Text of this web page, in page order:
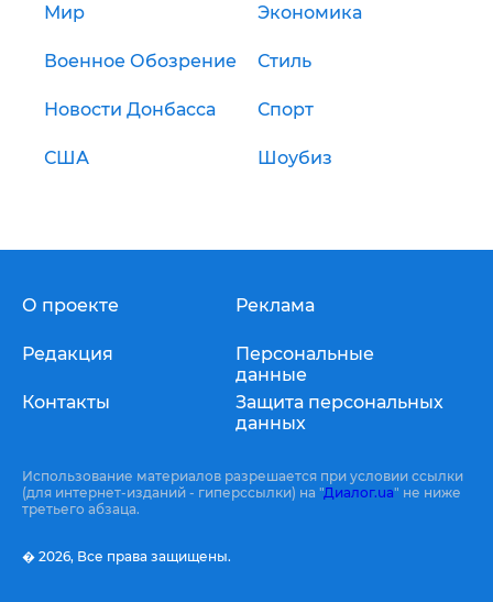
Мир Экономика
Военное Обозрение Стиль
Новости Донбасса Спорт
США Шоубиз
О проекте
Редакция
Контакты
Реклама
Персональные
данные
Защита персональных
данных
Использование материалов разрешается при условии ссылки
(для интернет-изданий - гиперссылки) на "Диалог.ua" не ниже
третьего абзаца.
� 2026, Все права защищены.